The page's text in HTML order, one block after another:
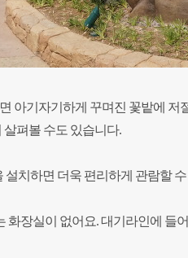
아기자기하게 꾸며진 꽃밭에 저
펴볼 수도 있습니다.
설치하면 더욱 편리하게 관람할
화장실이 없어요. 대기라인에 들